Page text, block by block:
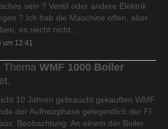
sein ? Ventil oder andere Elektrik
? Ich hab die Maschine offen, aber
es riecht nicht…
um 12:41
Thema WMF 1000 Boiler
10 Jahren gebraucht gekauften WMF
der Aufheizphase gelegentlich der FI
Beobachtung: An einem der Boiler